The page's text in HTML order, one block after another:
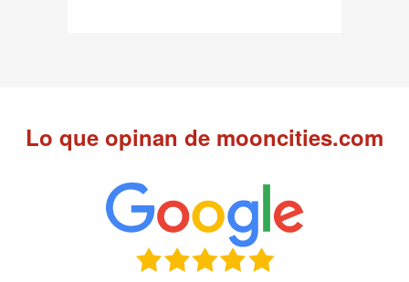
Lo que opinan de mooncities.com